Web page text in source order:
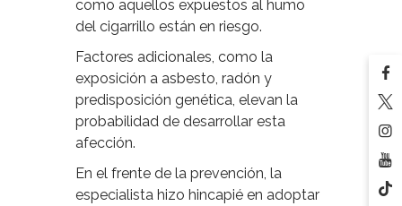
como aquellos expuestos al humo
del cigarrillo están en riesgo.
Factores adicionales, como la
exposición a asbesto, radón y
predisposición genética, elevan la
probabilidad de desarrollar esta
afección.
En el frente de la prevención, la
especialista hizo hincapié en adoptar